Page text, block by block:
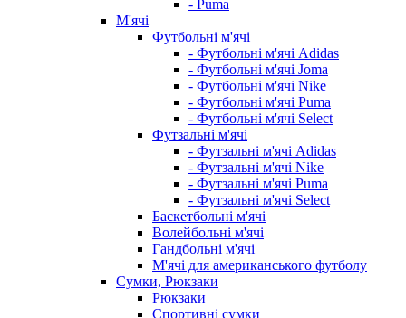
- Puma
М'ячі
Футбольні м'ячі
- Футбольні м'ячі Adidas
- Футбольні м'ячі Joma
- Футбольні м'ячі Nike
- Футбольні м'ячі Puma
- Футбольні м'ячі Select
Футзальні м'ячі
- Футзальні м'ячі Adidas
- Футзальні м'ячі Nike
- Футзальні м'ячі Puma
- Футзальні м'ячі Select
Баскетбольні м'ячі
Волейбольні м'ячі
Гандбольні м'ячі
М'ячі для американського футболу
Сумки, Рюкзаки
Рюкзаки
Спортивні сумки